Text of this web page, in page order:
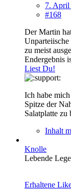
7. April
#168
Der Martin
zu meist
Endergebnis
Liest Du!
Ich habe
Spitze der
Salatplatte zu
Inhalt
Knolle
Lebende
Erhaltene